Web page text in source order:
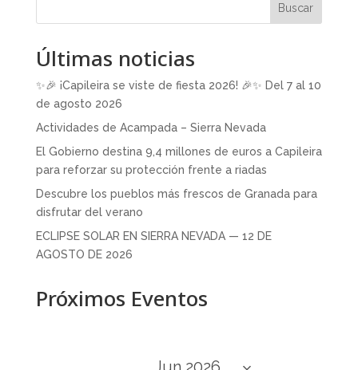
Buscar
Últimas noticias
✨🎉 ¡Capileira se viste de fiesta 2026! 🎉✨ Del 7 al 10
de agosto 2026
Actividades de Acampada – Sierra Nevada
El Gobierno destina 9,4 millones de euros a Capileira
para reforzar su protección frente a riadas
Descubre los pueblos más frescos de Granada para
disfrutar del verano
ECLIPSE SOLAR EN SIERRA NEVADA — 12 DE
AGOSTO DE 2026
Próximos Eventos